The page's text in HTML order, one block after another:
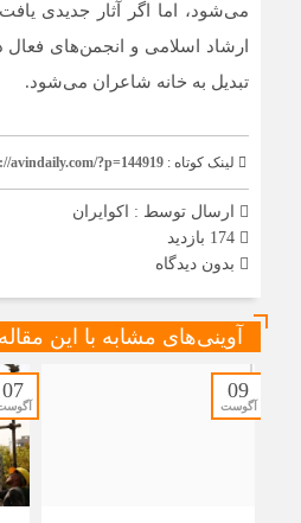
می‌شود، اما اگر آثار جدیدی
ارشاد اسلامی و انجمن‌های
تبدیل به خانه شاعران می‌شود.
لینک کوتاه : avindaily.com/?p=144919
ارسال توسط : اکوایران
بدون دیدگاه
آوینی‌های مشابه با این
09
آگوست
07